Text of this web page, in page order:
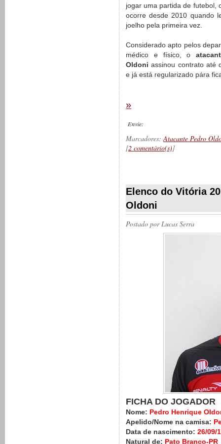
jogar uma partida de futebol,
ocorre desde 2010 quando
joelho pela primeira vez.
Considerado apto pelos
médico e físico, o
Oldoni assinou contrato até
e já está regularizado pára
»
Envie:
Marcadores: Atacante Pedro
[2 comentário(s)]
Elenco do Vitória
Oldoni
Postado porLucas Serra
FICHA DO JOGADOR
Nome: Pedro Henrique
Apelido/Nome na camisa:
Data de nascimento: 26/09/
Natural de: Pato Branco-PR